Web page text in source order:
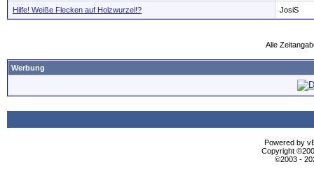
Hilfe! Weiße Flecken auf Holzwurzel!? JosiS
Alle
Werbung
Powered by
Copyright
©2003 -